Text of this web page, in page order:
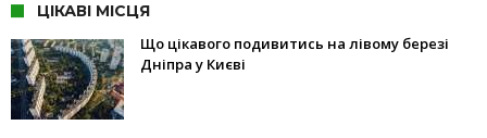
ЦІКАВІ МІСЦЯ
Що цікавого подивитись на лівому березі
Дніпра у Києві